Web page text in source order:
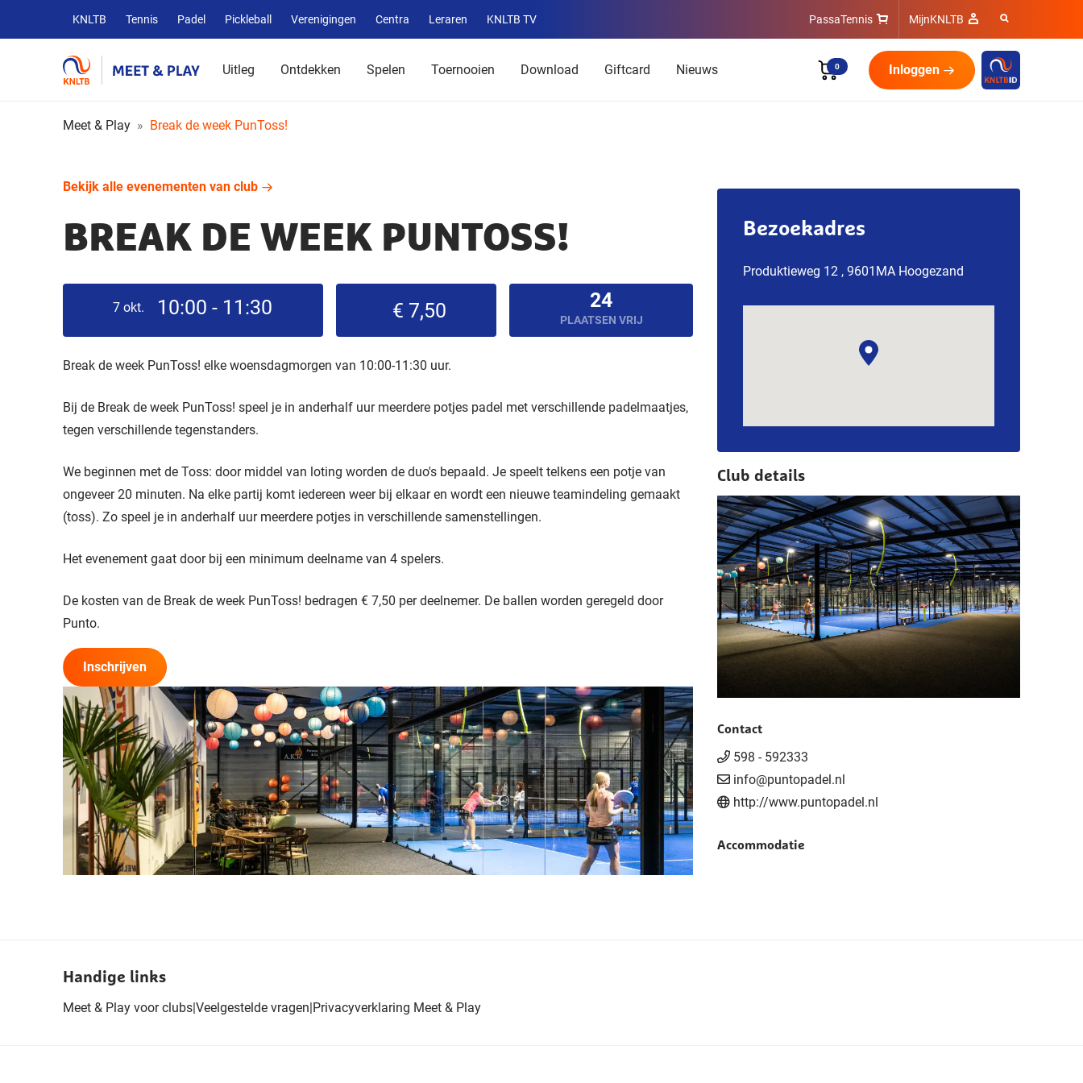
Overige
KNLTB
websites
KNLTB Tennis Padel Pickleball Verenigingen Centra Leraren KNLTB TV
Service
menu
PassaTennis MijnKNLTB
Uitleg Ontdekken Spelen Toernooien Download Giftcard Nieuws 0 Inloggen
Meet & Play Break de week PunToss!
Bekijk alle evenementen van club
BREAK DE WEEK PUNTOSS!
7 okt. 10:00 - 11:30 € 7,50 24
PLAATSEN VRIJ
Break de week PunToss! elke woensdagmorgen van 10:00-11:30 uur.
Bij de Break de week PunToss! speel je in anderhalf uur meerdere potjes padel met verschillende padelmaatjes,
tegen verschillende tegenstanders.
We beginnen met de Toss: door middel van loting worden de duo's bepaald. Je speelt telkens een potje van
ongeveer 20 minuten. Na elke partij komt iedereen weer bij elkaar en wordt een nieuwe teamindeling gemaakt
(toss). Zo speel je in anderhalf uur meerdere potjes in verschillende samenstellingen.
Het evenement gaat door bij een minimum deelname van 4 spelers.
De kosten van de Break de week PunToss! bedragen € 7,50 per deelnemer. De ballen worden geregeld door
Punto.
Inschrijven
Bezoekadres
Produktieweg 12 , 9601MA Hoogezand
Club details
Contact
598 - 592333
info@puntopadel.nl
http://www.puntopadel.nl
Accommodatie
Handige links
Meet & Play voor clubs|Veelgestelde vragen|Privacyverklaring Meet & Play